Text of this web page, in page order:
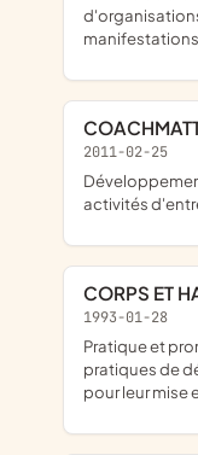
2011-02-25
développement de la culture fitness et la pratique diversifiée des
activités
CORPS ET
1993-01-28
pratique et promotion des activités d'expression gymnique et
pratiques de
pour leur mise